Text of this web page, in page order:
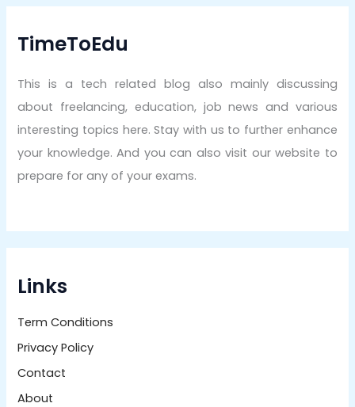
TimeToEdu
This is a tech related blog also mainly discussing
about freelancing, education, job news and various
interesting topics here. Stay with us to further enhance
your knowledge. And you can also visit our website to
prepare for any of your exams.
Links
Term Conditions
Privacy Policy
Contact
About